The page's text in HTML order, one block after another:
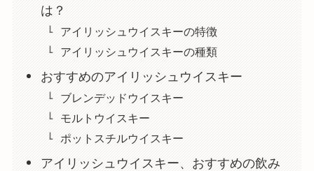
は？
アイリッシュウイスキーの特徴
アイリッシュウイスキーの種類
おすすめのアイリッシュウイスキー
ブレンデッドウイスキー
モルトウイスキー
ポットスチルウイスキー
アイリッシュウイスキー、おすすめの飲み